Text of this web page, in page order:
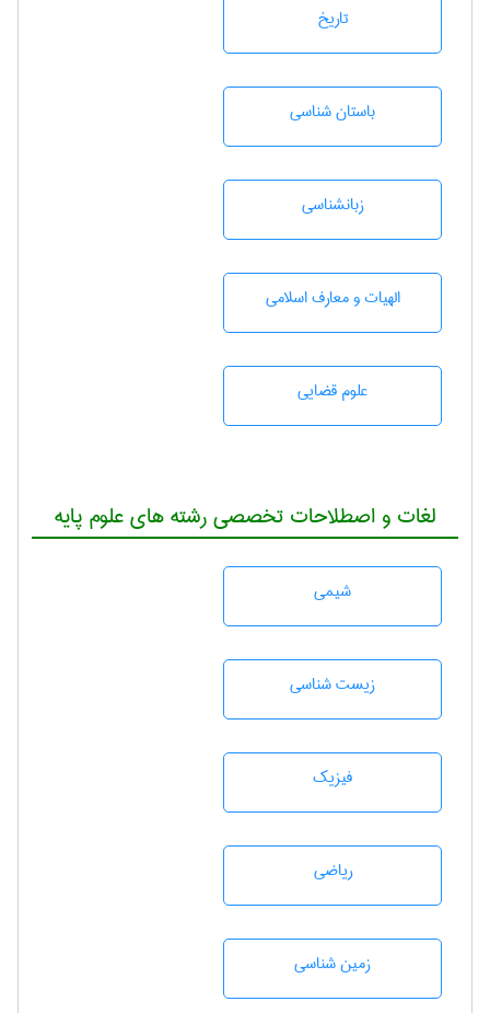
تاريخ
باستان شناسی
زبانشناسی
الهیات و معارف اسلامی
علوم قضایی
لغات و اصطلاحات تخصصی رشته های علوم پایه
شيمی
زيست شناسی
فیزیک
رياضی
زمين شناسی